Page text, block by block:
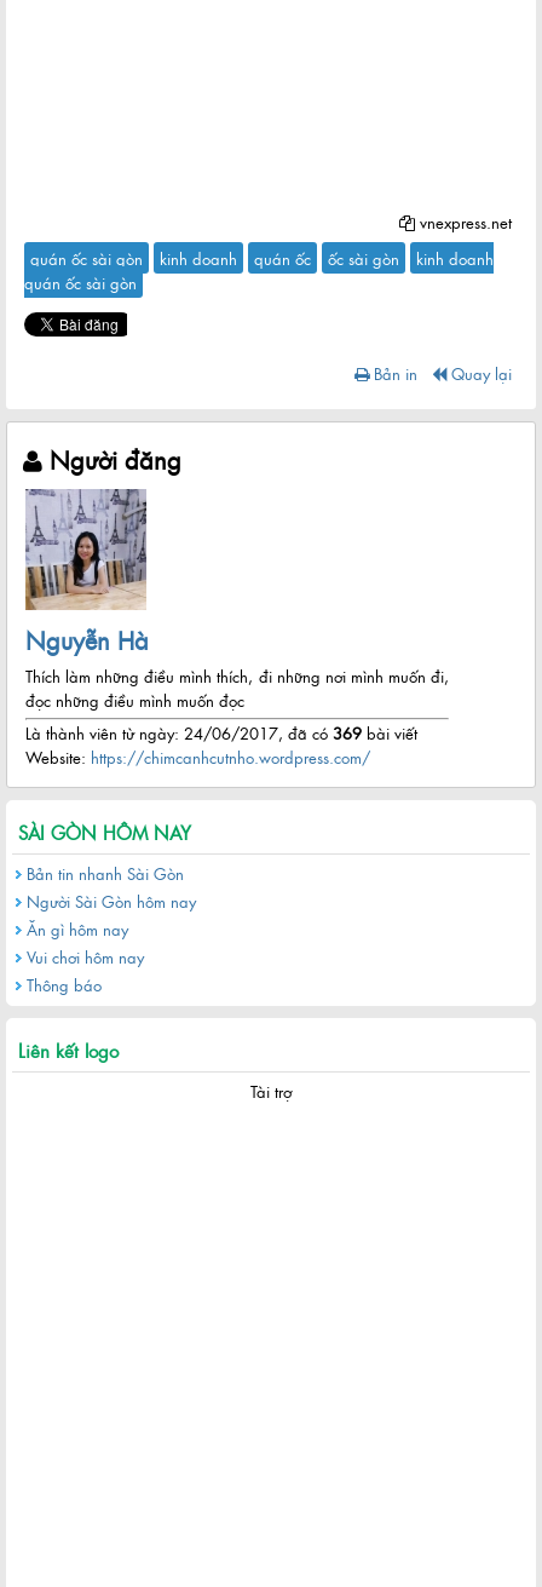
vnexpress.net
quán ốc sài gòn
kinh doanh quán ốc ốc sài gòn
kinh doanh
quán ốc sài gòn
Bản in Quay lại
Người đăng
Nguyễn Hà
Thích làm những điều mình thích, đi những nơi mình muốn đi,
đọc những điều mình muốn đọc
Là thành viên từ ngày: 24/06/2017, đã có 369 bài viết
Website: https://chimcanhcutnho.wordpress.com/
SÀI GÒN HÔM NAY
Bản tin nhanh Sài Gòn
Người Sài Gòn hôm nay
Ăn gì hôm nay
Vui chơi hôm nay
Thông báo
Liên kết logo
Tài trợ